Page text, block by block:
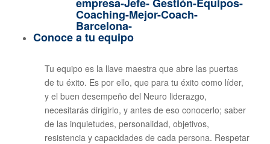
Conoce a tu equipo
Tu equipo es la llave maestra que abre las puertas
de tu éxito. Es por ello, que para tu éxito como líder,
y el buen desempeño del Neuro liderazgo,
necesitarás dirigirlo, y antes de eso conocerlo; saber
de las inquietudes, personalidad, objetivos,
resistencia y capacidades de cada persona. Respetar